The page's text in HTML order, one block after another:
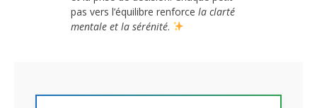
pas vers l’équilibre renforce la clarté
mentale et la sérénité.